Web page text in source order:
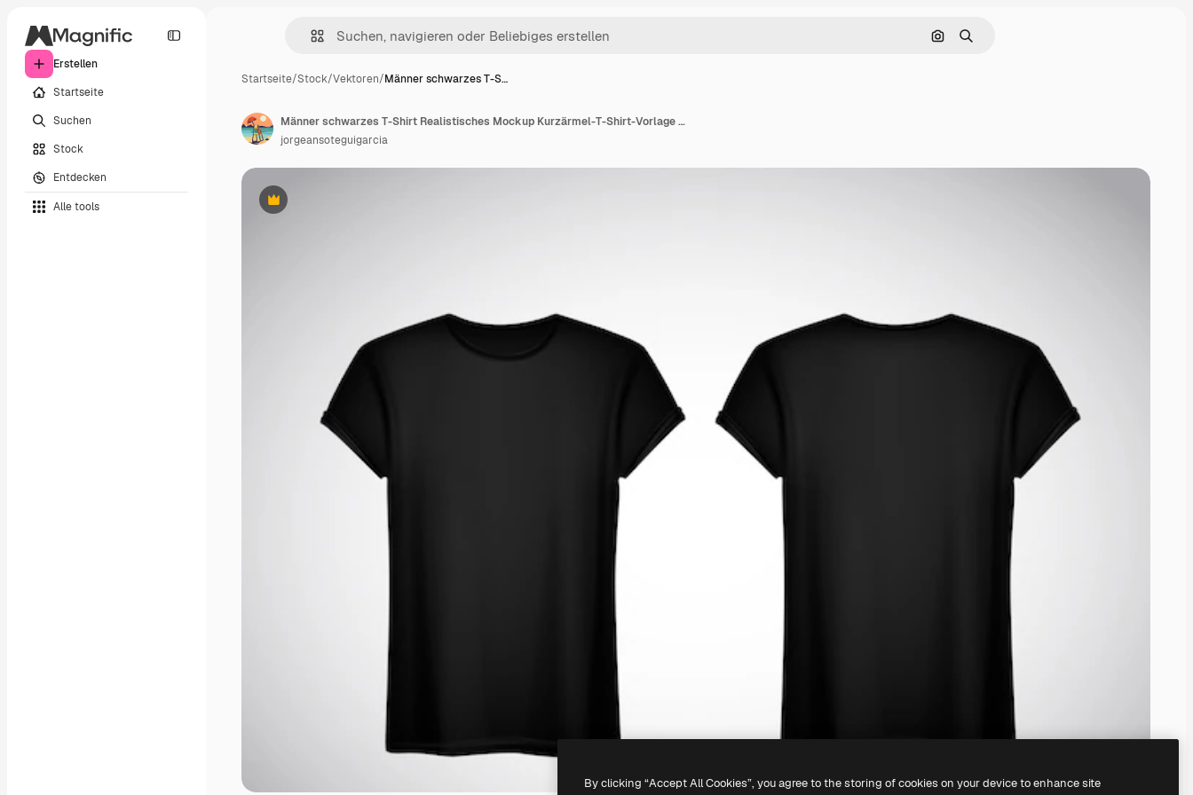
Erstellen
Startseite
Suchen
Stock
Entdecken
Alle tools
Nach Bild suchen
Suchen
Startseite/Stock/Vektoren/Männer schwarzes T-S…
Premium
Männer schwarzes T-Shirt Realistisches Mockup Kurzärmel-T-Shirt-Vorlage auf dem Hintergrund
jorgeansoteguigarcia
By clicking “Accept All Cookies”, you agree to the storing of cookies on your device to enhance site